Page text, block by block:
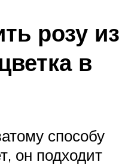
розу из
в
способу
он подходит